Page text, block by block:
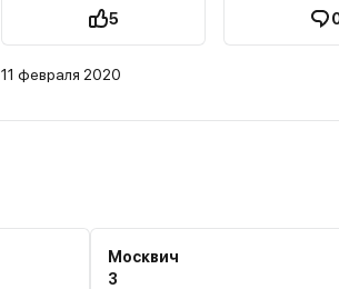
5
11 февраля 2020
Москвич
3